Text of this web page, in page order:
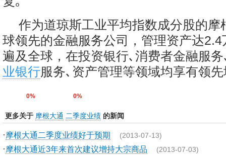
作为道琼斯工业平均指数成分股的摩
球领先的金融服务公司，管理资产达
遍及全球，在投资银行､消费者金融服
业银行服务､资产管理等领域均享有领
0% 0%
更多关于 摩根大通 二季度业绩 的新闻
· 摩根大通二季度业绩好于预期 (2013-07-13)
· 摩根大通近3年来首次建议增持大宗商品 (2013-07-03)